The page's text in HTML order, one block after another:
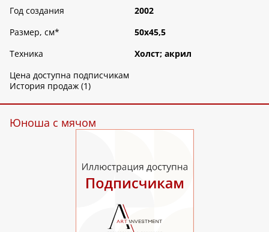
Год создания
2002
Размер, см*
50х45,5
Техника
Холст; акрил
Цена доступна подписчикам
История продаж (1)
Юноша с мячом